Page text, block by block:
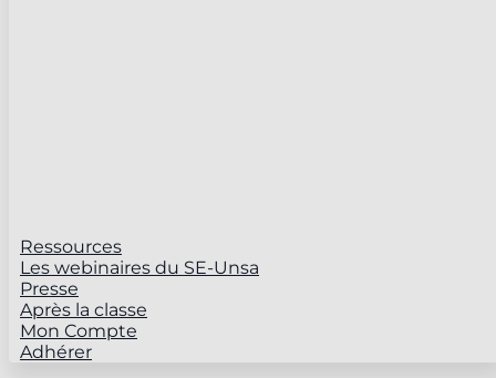
Ressources
Les webinaires du SE-Unsa
Presse
Après la classe
Mon Compte
Adhérer